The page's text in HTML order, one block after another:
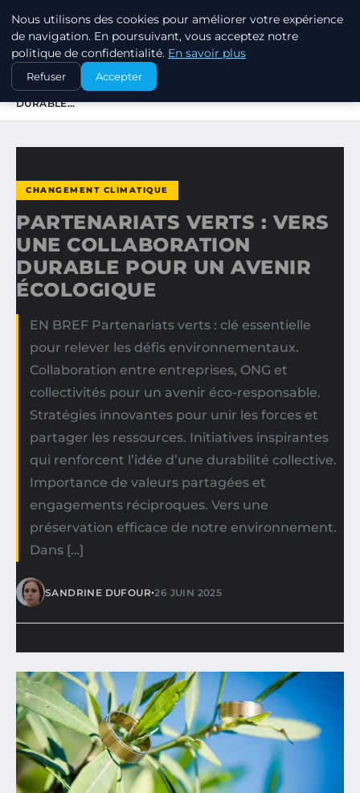
EXXON CLIMATE FOOTPRINT
ACCUEIL
CHANGEMENT CLIMATIQUE
PARTENARIATS VERTS : VERS UNE COLLABORATION
DURABLE…
CHANGEMENT CLIMATIQUE
PARTENARIATS VERTS : VERS
UNE COLLABORATION
DURABLE POUR UN AVENIR
ÉCOLOGIQUE
EN BREF Partenariats verts : clé essentielle
pour relever les défis environnementaux.
Collaboration entre entreprises, ONG et
collectivités pour un avenir éco-responsable.
Stratégies innovantes pour unir les forces et
partager les ressources. Initiatives inspirantes
qui renforcent l’idée d’une durabilité collective.
Importance de valeurs partagées et
engagements réciproques. Vers une
préservation efficace de notre environnement.
Dans […]
SANDRINE DUFOUR•26 JUIN 2025
Nous utilisons des cookies pour améliorer votre expérience
de navigation. En poursuivant, vous acceptez notre
politique de confidentialité. En savoir plus
Refuser Accepter